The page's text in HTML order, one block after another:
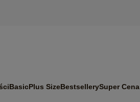
BasicPlus SizeBestsellerySuper Cena